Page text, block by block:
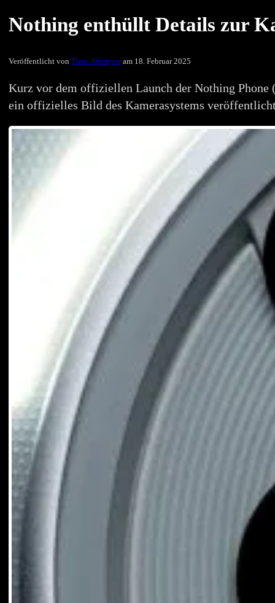
Nothing enthüllt Details zur
Veröffentlicht von Timo Altmeyeram 18. Februar 2025
Kurz vor dem offiziellen Launch der Nothing Phone
ein offizielles Bild des Kamerasystems